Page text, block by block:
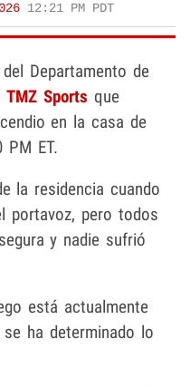
12:21 PM PDT
Departamento de
TMZ Sports que
en la casa de
PM ET.
la residencia cuando
portavoz, pero todos
y nadie sufrió
está actualmente
ha determinado lo